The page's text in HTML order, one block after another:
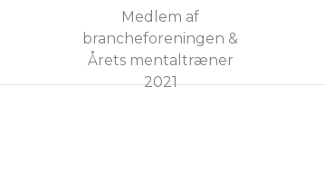
Medlem af
brancheforeningen &
Årets mentaltræner
2021